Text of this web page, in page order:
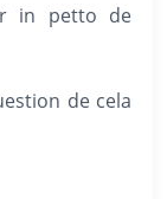
in petto de
de cela